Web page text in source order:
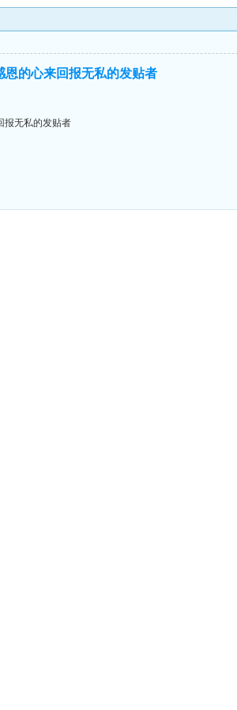
恩的心来回报无私的发贴者
报无私的发贴者